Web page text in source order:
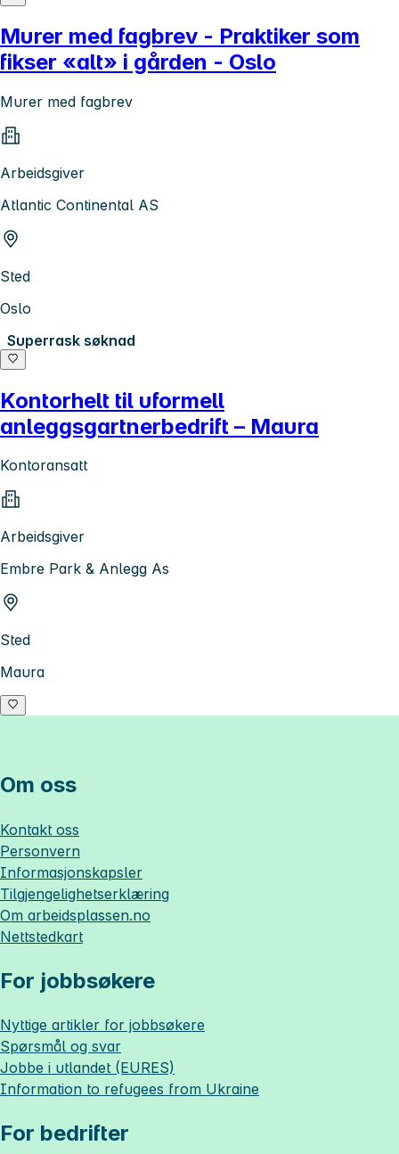
Murer med fagbrev - Praktiker som
fikser «alt» i gården - Oslo
Murer med fagbrev
Arbeidsgiver
Atlantic Continental AS
Sted
Oslo
Superrask søknad
Kontorhelt til uformell
anleggsgartnerbedrift – Maura
Kontoransatt
Arbeidsgiver
Embre Park & Anlegg As
Sted
Maura
Om oss
Kontakt oss
Personvern
Informasjonskapsler
Tilgjengelighetserklæring
Om arbeidsplassen.no
Nettstedkart
For jobbsøkere
Nyttige artikler for jobbsøkere
Spørsmål og svar
Jobbe i utlandet (EURES)
Information to refugees from Ukraine
For bedrifter